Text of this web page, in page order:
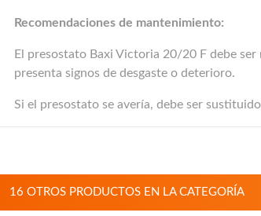
Recomendaciones de mantenimiento:
El presostato Baxi Victoria 20/20 F debe
presenta signos de desgaste o deterioro.
Si el presostato se avería, debe ser
16 OTROS PRODUCTOS EN LA CATEGORÍA